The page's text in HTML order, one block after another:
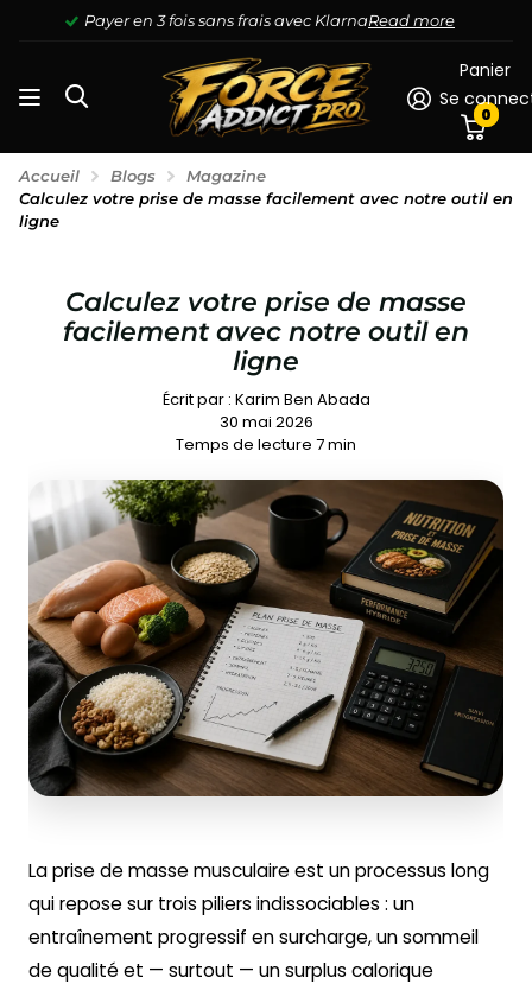
Payer en 3 fois sans frais avec KlarnaRead more
Se
Panier
0
Accueil Blogs
Magazine
Calculez votre prise de masse facilement avec notre outil en
ligne
Calculez votre prise de masse
facilement avec notre outil en
ligne
Écrit par : Karim Ben Abada
30 mai 2026
Temps de lecture 7min
La prise de masse musculaire est un processus long
qui repose sur trois piliers indissociables : un
entraînement progressif en surcharge, un sommeil
de qualité et — surtout — un surplus calorique